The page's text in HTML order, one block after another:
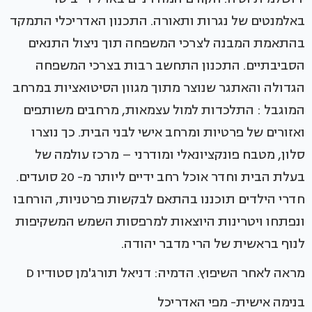
באלמנטים של נגרות ותאורה. התכנון האדריכלי התמקד
בהתאמת המבנה לצרכי המשפחה תוך ניצול התנאים
הסביבתיים. התכנון התחשב רבות בצרכי המשפחה
הגדולה והאתגר שנוצר מתוך מגוון הסיטואציות במרחב
המוגבל : התלכדות למול עצמאות, מרחבים משותפים
ואזורים של פרטיות ומרחב אישי לבני הבית. כך נוצרו
סלון, מטבח פונקציונאלי ומודרני – מרכז עולמה של
בעלת הבית וחדר אוכל רחב ידיים ליותר מ- 20 סועדים.
חדרי הילדים תוכננו בהתאם לבקשות פרטניות, הורחבו
ונפתחו ויטרינות היוצאות למרפסות השמש המשקיפות
לנוף בראשית של הרי מדבר יהודה.
מראה לאחר השיפוץ. הדמיה: דניאל תורג'מן סטודיו D
בנימה אישית- מפי האדריכל